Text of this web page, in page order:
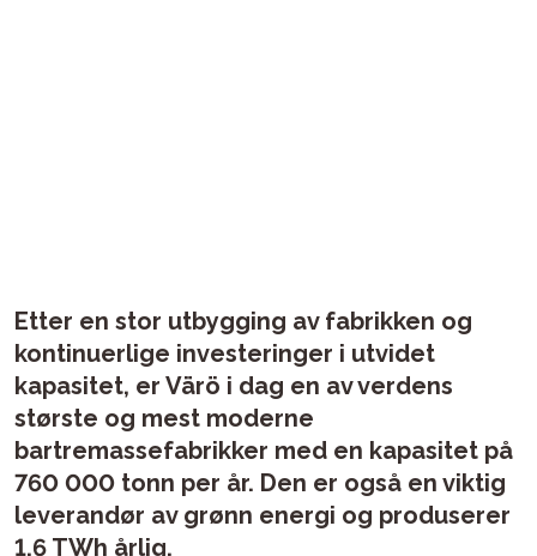
Etter en stor utbygging av fabrikken og
kontinuerlige investeringer i utvidet
kapasitet, er Värö i dag en av verdens
største og mest moderne
bartremassefabrikker med en kapasitet på
760 000 tonn per år. Den er også en viktig
leverandør av grønn energi og produserer
1,6 TWh årlig.